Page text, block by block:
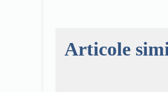
Articole